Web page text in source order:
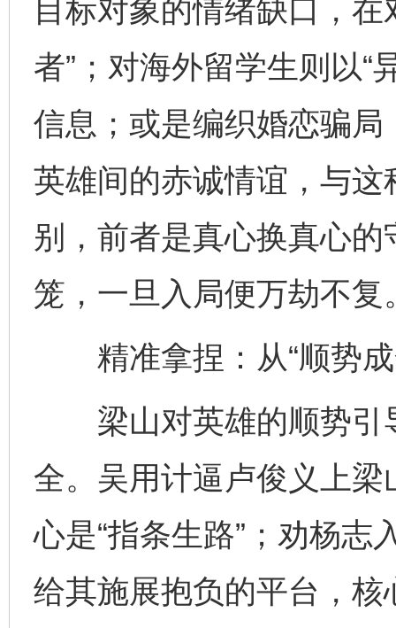
目标对象的情绪缺口，
者”；对海外留学生则以“
信息；或是编织婚恋骗
英雄间的赤诚情谊，与这
别，前者是真心换真心
笼，一旦入局便万劫不复
精准拿捏：从“顺势成
梁山对英雄的顺势引
全。吴用计逼卢俊义上
心是“指条生路”；劝杨志
给其施展抱负的平台，核